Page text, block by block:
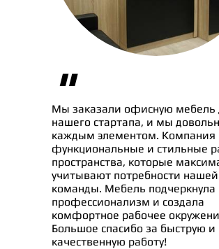
"
Мы заказали офисную мебель
нашего стартапа, и мы
каждым элементом. Компания
функциональные и стильные
пространства, которые
учитывают потребности нашей
команды. Мебель
профессионализм и создала
комфортное рабочее
Большое спасибо за быструю и
качественную работу!